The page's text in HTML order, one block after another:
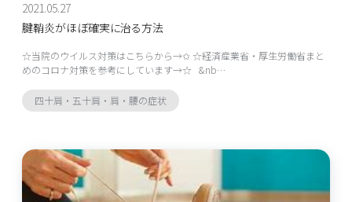
2021.05.27
腱鞘炎がほぼ確実に治る方法
☆当院のウイルス対策はこちらから→✩ ☆経済産業省・厚生労働省まと
めのコロナ対策を参考にしています→☆ &nb…
四十肩・五十肩・肩・腰の症状